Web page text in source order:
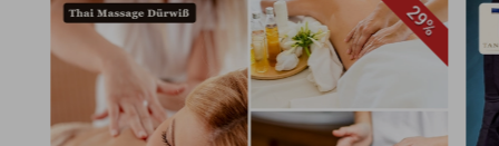
29%